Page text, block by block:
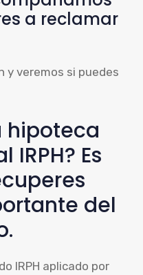
a reclamar
y veremos si puedes
hipoteca
Es
del
IRPH aplicado por